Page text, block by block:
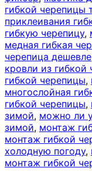
гибкой черепицы
приклеивания
гибкую черепицу,
медная гибкая
черепица дешевле
кровли из гибкой
гибкой черепицы,
многослойная
гибкой черепицы,
зимой, можно ли
зимой, монтаж
монтаж гибкой
холодную погоду,
монтаж гибкой